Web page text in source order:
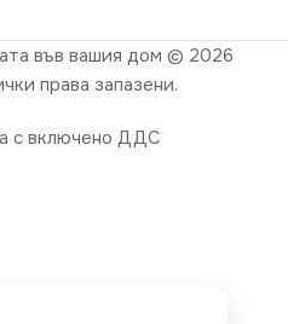
във вашия дом © 2026
права запазени.
с включено ДДС